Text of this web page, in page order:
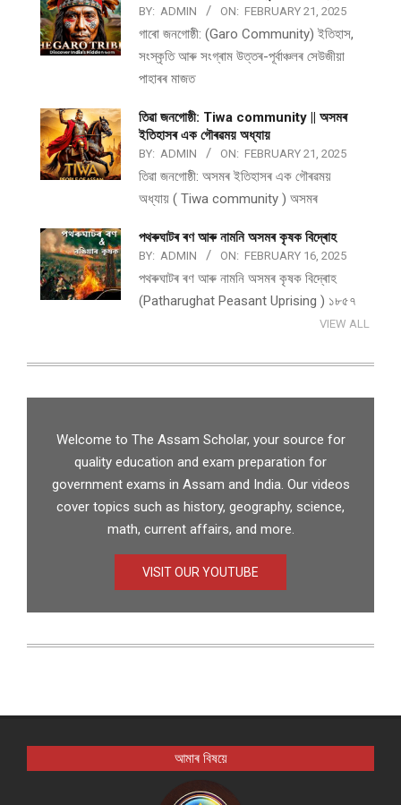
BY: ADMIN ON: FEBRUARY 21, 2025
গাৰো জনগোষ্ঠী: (Garo Community) ইতিহাস,
সংস্কৃতি আৰু সংগ্ৰাম উত্তৰ-পূৰ্বাঞ্চলৰ সেউজীয়া
পাহাৰৰ মাজত
তিৱা জনগোষ্ঠী: Tiwa community || অসমৰ
ইতিহাসৰ এক গৌৰৱময় অধ্যায়
BY: ADMIN ON: FEBRUARY 21, 2025
তিৱা জনগোষ্ঠী: অসমৰ ইতিহাসৰ এক গৌৰৱময়
অধ্যায় ( Tiwa community ) অসমৰ
পথ​ৰুঘাট​ৰ ৰণ আৰু নামনি অসম​ৰ কৃষক বিদ্ৰোহ​
BY: ADMIN ON: FEBRUARY 16, 2025
পথ​ৰুঘাট​ৰ ৰণ আৰু নামনি অসম​ৰ কৃষক বিদ্ৰোহ​
(Patharughat Peasant Uprising ) ১৮৫৭
VIEW ALL
Welcome to The Assam Scholar, your source for
quality education and exam preparation for
government exams in Assam and India. Our videos
cover topics such as history, geography, science,
math, current affairs, and more.
VISIT OUR YOUTUBE
আমাৰ বিষয়ে